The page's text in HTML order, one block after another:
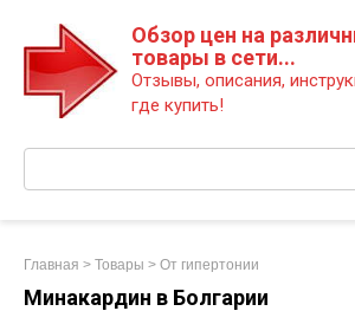
Обзор цен на
товары в сети...
Отзывы, описания,
где купить!
Главная > Товары > От гипертонии
Минакардин в Болгарии